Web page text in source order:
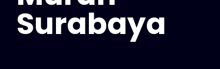
Surabaya